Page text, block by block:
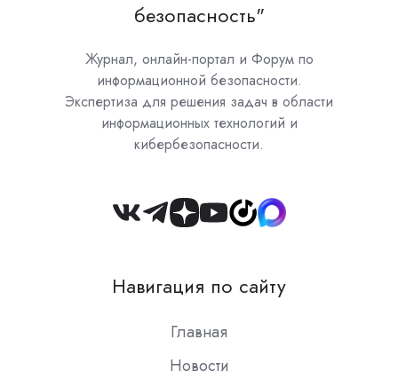
безопасность"
Журнал, онлайн-портал и Форум по
информационной безопасности.
Экспертиза для решения задач в области
информационных технологий и
кибербезопасности.
Join
Slack
Навигация по сайту
Главная
Новости